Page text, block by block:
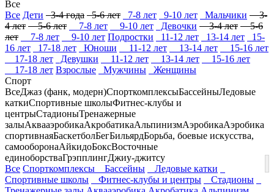
Все
Все Дети 3-4 года 5-6 лет 7-8 лет 9-10 лет Мальчики 3-
4 лет 5-6 лет 7-8 лет 9-10 лет Девочки 3-4 лет 5-6
лет
7-8 лет 9-10 лет Подростки 11-12 лет 13-14 лет
15-
16 лет
17-18 лет Юноши 11-12 лет 13-14 лет
15-16 лет
17-18 лет
Девушки 11-12 лет 13-14 лет
15-16 лет
17-18 лет Взрослые Мужчины
Женщины
Спорт
ВсеДжаз (фанк, модерн)СпорткомплексыБассейныЛедовые
каткиСпортивные школыФитнес-клубы и
центрыСтадионыТренажерные
залыАквааэробикаАкробатикаАльпинизмАэробикаАэробика
спортивнаяБаскетболБегБильярдБорьба, боевые искусства,
самооборонаАйкидоБоксВосточные
единоборстваГрэпплингДжиу-джитсу
Все Спорткомплексы Бассейны
Ледовые катки
Спортивные школы
Фитнес-клубы и центры
Стадионы